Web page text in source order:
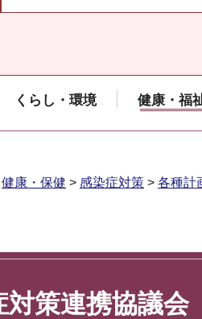
くらし・環境 健康・福
健康・保健 > 感染症対策 > 各種計
対策連携協議会